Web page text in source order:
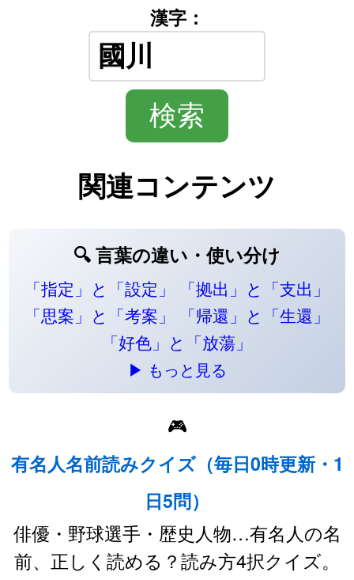
漢字：
関連コンテンツ
🔍 言葉の違い・使い分け
「指定」と「設定」
「拠出」と「支出」
「思案」と「考案」
「帰還」と「生還」
「好色」と「放蕩」
▶ もっと見る
🎮
有名人名前読みクイズ（毎日0時更新・1
日5問）
俳優・野球選手・歴史人物…有名人の名
前、正しく読める？読み方4択クイズ。